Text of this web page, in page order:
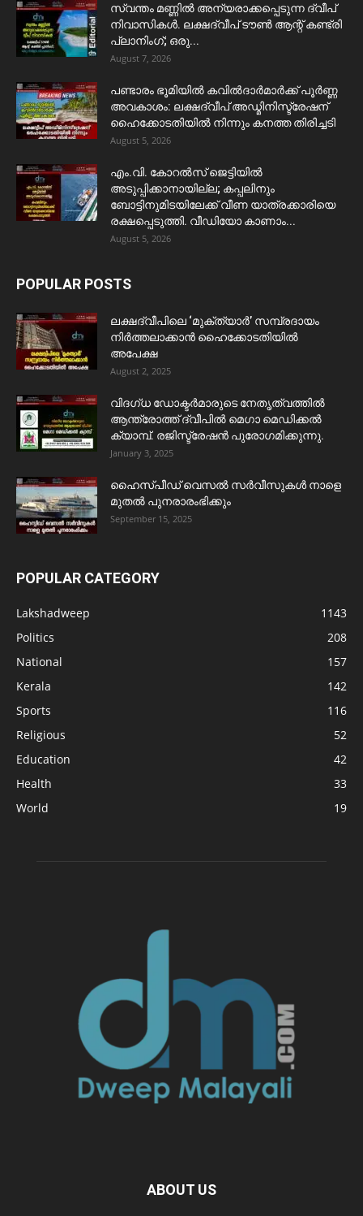
സ്വന്തം മണ്ണിൽ അന്യരാക്കപ്പെടുന്ന ദ്വീപ്
നിവാസികൾ. ലക്ഷദ്വീപ് ടൗൺ ആന്റ് കണ്ട്രി
പ്ലാനിംഗ്; ഒരു...
August 7, 2026
പണ്ടാരം ഭൂമിയിൽ കവിൽദാർമാർക്ക് പൂർണ്ണ
അവകാശം: ലക്ഷദ്വീപ് അഡ്മിനിസ്ട്രേഷന്
ഹൈക്കോടതിയിൽ നിന്നും കനത്ത തിരിച്ചടി
August 5, 2026
​എം.വി. കോറൽസ് ജെട്ടിയിൽ
അടുപ്പിക്കാനായില്ല; കപ്പലിനും
ബോട്ടിനുമിടയിലേക്ക് വീണ യാത്രക്കാരിയെ
രക്ഷപ്പെടുത്തി. വീഡിയോ കാണാം...
August 5, 2026
POPULAR POSTS
ലക്ഷദ്വീപിലെ ‘മുക്ത്യാർ’ സമ്പ്രദായം
നിർത്തലാക്കാൻ ഹൈക്കോടതിയിൽ
അപേക്ഷ
August 2, 2025
വിദഗ്ധ ഡോക്ടർമാരുടെ നേതൃത്വത്തിൽ
ആന്ത്രോത്ത് ദ്വീപിൽ മെഗാ മെഡിക്കൽ
ക്യാമ്പ്. രജിസ്ട്രേഷൻ പുരോഗമിക്കുന്നു.
January 3, 2025
ഹൈസ്പീഡ് വെസൽ സർവീസുകൾ നാളെ
മുതൽ പുനരാരംഭിക്കും
September 15, 2025
POPULAR CATEGORY
Lakshadweep
1143
Politics
208
National
157
Kerala
142
Sports
116
Religious
52
Education
42
Health
33
World
19
ABOUT US